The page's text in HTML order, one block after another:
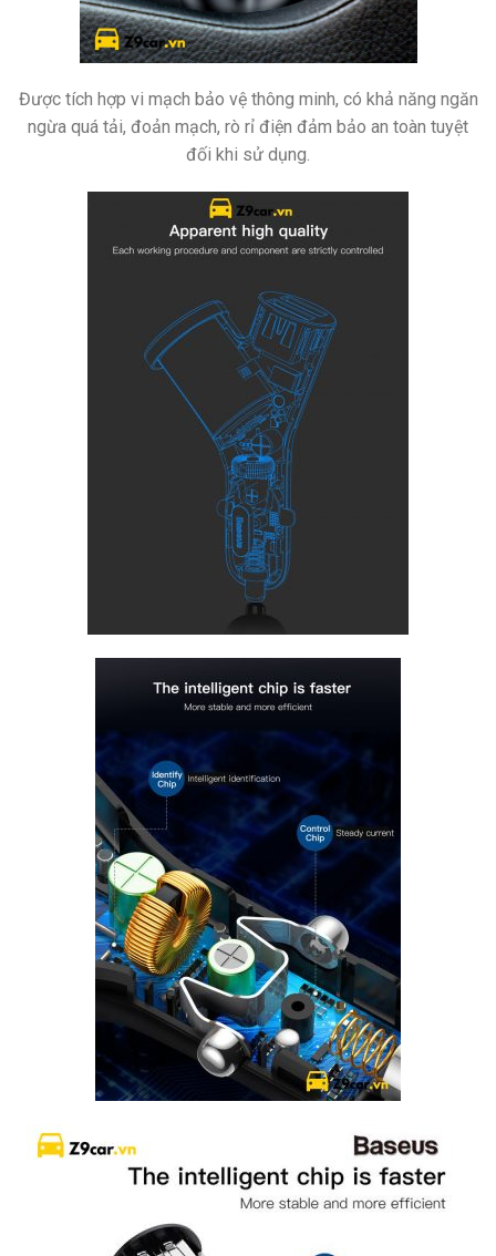
Được tích hợp vi mạch bảo vệ thông minh, có khả năng ngăn
ngừa quá tải, đoản mạch, rò rỉ điện đảm bảo an toàn tuyệt
đối khi sử dụng.